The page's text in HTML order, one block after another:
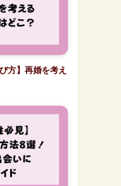
方】再婚を考え